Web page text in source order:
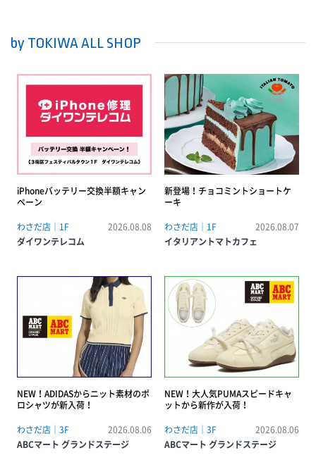
by TOKIWA ALL SHOP
iPhoneバッテリー交換半額キャン
ペーン
わさだ店｜1F
2026.08.08
ダイワンテレコム
新登場！チョコミントショートケ
ーキ
わさだ店｜1F
2026.08.07
イタリアントマトカフェ
NEW！ADIDASからニット素材のポ
ロシャツが新入荷！
わさだ店｜3F
2026.08.06
ABCマート グランドステージ
NEW！大人気PUMAスピードキャ
ットから新作が入荷！
わさだ店｜3F
2026.08.06
ABCマート グランドステージ